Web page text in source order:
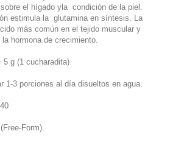
el hígado yla condición de la piel.
estimula la glutamina en síntesis. La
más común en el tejido muscular y
hormona de crecimiento.
5 g (1 cucharadita)
1-3 porciones al día disueltos en agua.
Form).